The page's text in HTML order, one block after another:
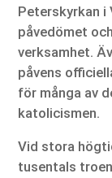
Peterskyrkan i
påvedömet
verksamhet.
påvens
för många av
katolicismen.
Vid stora
tusentals